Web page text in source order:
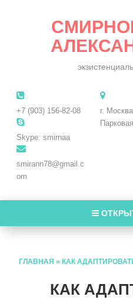
г.
+7 (903) 156-82-08
Skype: smirnaa
smirann78@gmail.c
om
ГЛАВНАЯ » КАК
КАК